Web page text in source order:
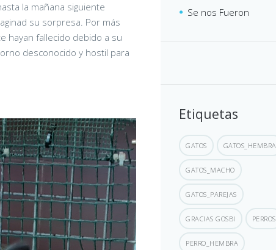
la mañana siguiente
su sorpresa. Por más
hayan fallecido debido a su
desconocido y hostil para
Se nos Fueron
Etiquetas
GATOS GATOS_HEMBRA
GATOS_MACHO
GATOS_PAREJAS
GRACIAS GOSBI PERROS
PERRO_HEMBRA